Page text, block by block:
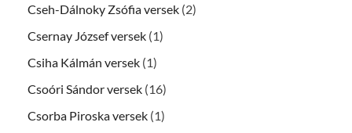
Cseh-Dálnoky Zsófia versek (2)
Csernay József versek (1)
Csiha Kálmán versek (1)
Csoóri Sándor versek (16)
Csorba Piroska versek (1)